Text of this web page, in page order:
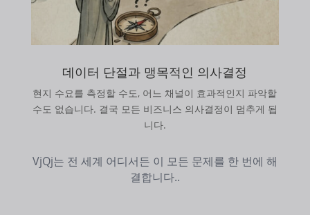
데이터 단절과 맹목적인 의사결정
현지 수요를 측정할 수도, 어느 채널이 효과적인지 파악할
수도 없습니다. 결국 모든 비즈니스 의사결정이 멈추게 됩
니다.
VjQj는 전 세계 어디서든 이 모든 문제를 한 번에 해
결합니다..